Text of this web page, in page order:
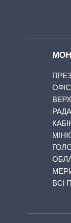
ОФІС
РАДА
ВСІ